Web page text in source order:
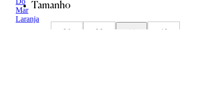
Tamanho
36 38 40 42